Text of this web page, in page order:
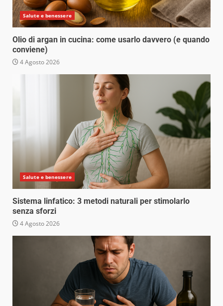
Salute e benessere
Olio di argan in cucina: come usarlo davvero (e quando
conviene)
4 Agosto 2026
Salute e benessere
Sistema linfatico: 3 metodi naturali per stimolarlo
senza sforzi
4 Agosto 2026